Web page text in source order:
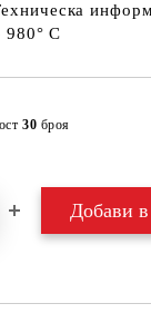
980° C
30 броя